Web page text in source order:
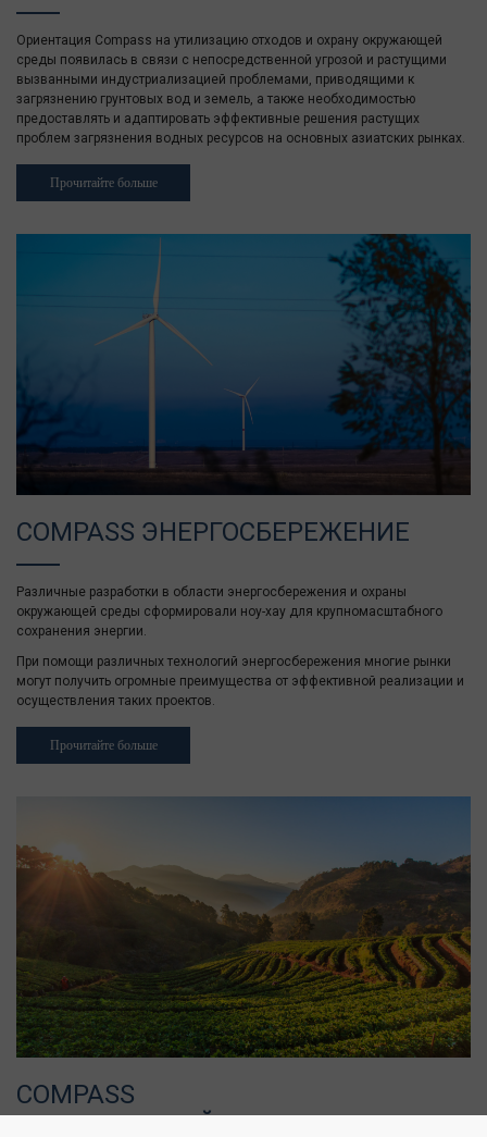
Ориентация Compass на утилизацию отходов и охрану окружающей
среды появилась в связи с непосредственной угрозой и растущими
вызванными индустриализацией проблемами, приводящими к
загрязнению грунтовых вод и земель, а также необходимостью
предоставлять и адаптировать эффективные решения растущих
проблем загрязнения водных ресурсов на основных азиатских рынках.
Прочитайте больше
COMPASS ЭНЕРГОСБЕРЕЖЕНИЕ
Различные разработки в области энергосбережения и охраны
окружающей среды сформировали ноу-хау для крупномасштабного
сохранения энергии.
При помощи различных технологий энергосбережения многие рынки
могут получить огромные преимущества от эффективной реализации и
осуществления таких проектов.
Прочитайте больше
COMPASS
СЕЛЬСКОХОЗЯЙСТВЕННЫЕ